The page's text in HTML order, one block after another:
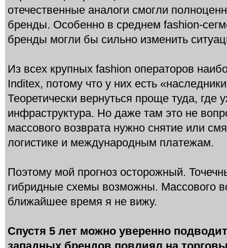
отечественные аналоги смогли
бренды. Особенно в среднем fashion-
бренды могли бы сильно изменить
Из всех крупных fashion операторов
Inditex, потому что у них есть
Теоретически вернуться проще туда, где
инфраструктура. Но даже там это не
массового возврата нужно снятие или
логистике и международным платежам.
Поэтому мой прогноз осторожный.
гибридные схемы возможны. Массового
ближайшее время я не вижу.
Спустя 5 лет можно уверенно